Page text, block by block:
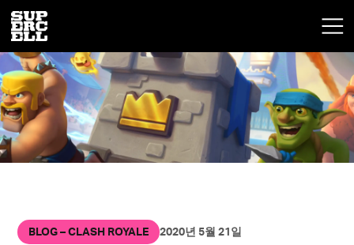
BLOG – CLASH ROYALE 2020년 5월 21일